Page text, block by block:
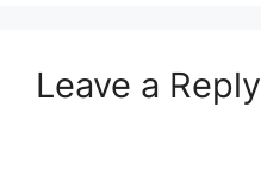
Leave a Reply